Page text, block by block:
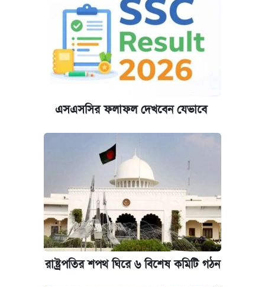
এসএসসির ফলাফল দেখবেন যেভাবে
রাষ্ট্রপতির শপথ ঘিরে ৬ বিশেষ কমিটি গঠন